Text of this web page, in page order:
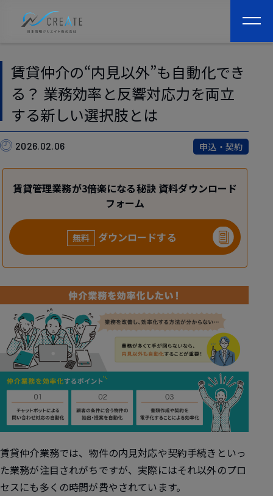
賃貸仲介の“内見以外”も自動化でき
る？ 業務効率と反響対応力を両立
する新しい選択肢とは
2026.02.06 申込・契約
賃貸管理業務が3倍楽になる秘訣 資料ダウンロード
フォーム
無料 ダウンロードする
賃貸仲介業務では、物件の内見対応や契約手続きといっ
た業務が注目されがちですが、実際にはそれ以外のプロ
セスにも多くの時間が費やされています。